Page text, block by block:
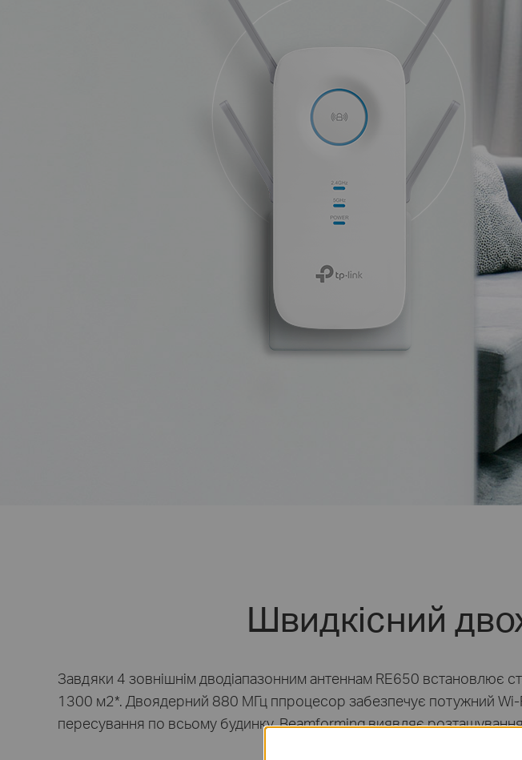
Швидкісний
Завдяки 4 зовнішнім дводіапазонним антеннам RE650 встановлює
1300 м2* Двоядерний 880 МГц ппроцесор забезпечує потужний Wi-
пересування по всьому будинку.Beamforming виявляє